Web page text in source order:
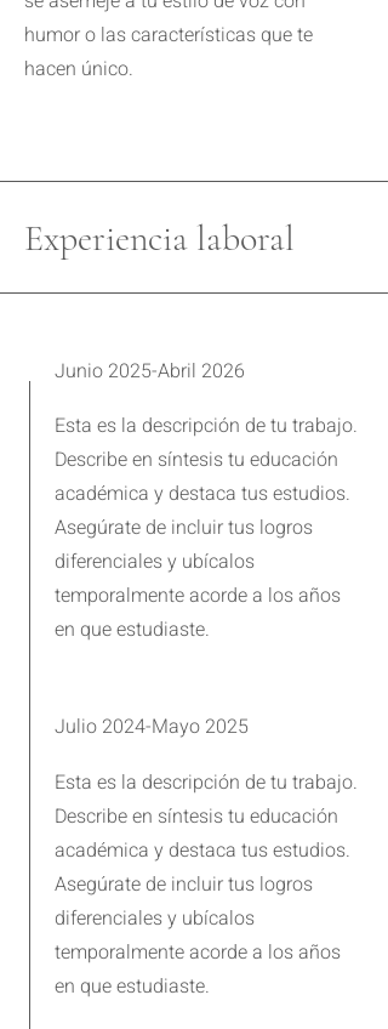
humor o las características que te
hacen único.
Experiencia laboral
Junio 2025-Abril 2026
Esta es la descripción de tu trabajo.
Describe en síntesis tu educación
académica y destaca tus estudios.
Asegúrate de incluir tus logros
diferenciales y ubícalos
temporalmente acorde a los años
en que estudiaste.
Julio 2024-Mayo 2025
Esta es la descripción de tu trabajo.
Describe en síntesis tu educación
académica y destaca tus estudios.
Asegúrate de incluir tus logros
diferenciales y ubícalos
temporalmente acorde a los años
en que estudiaste.